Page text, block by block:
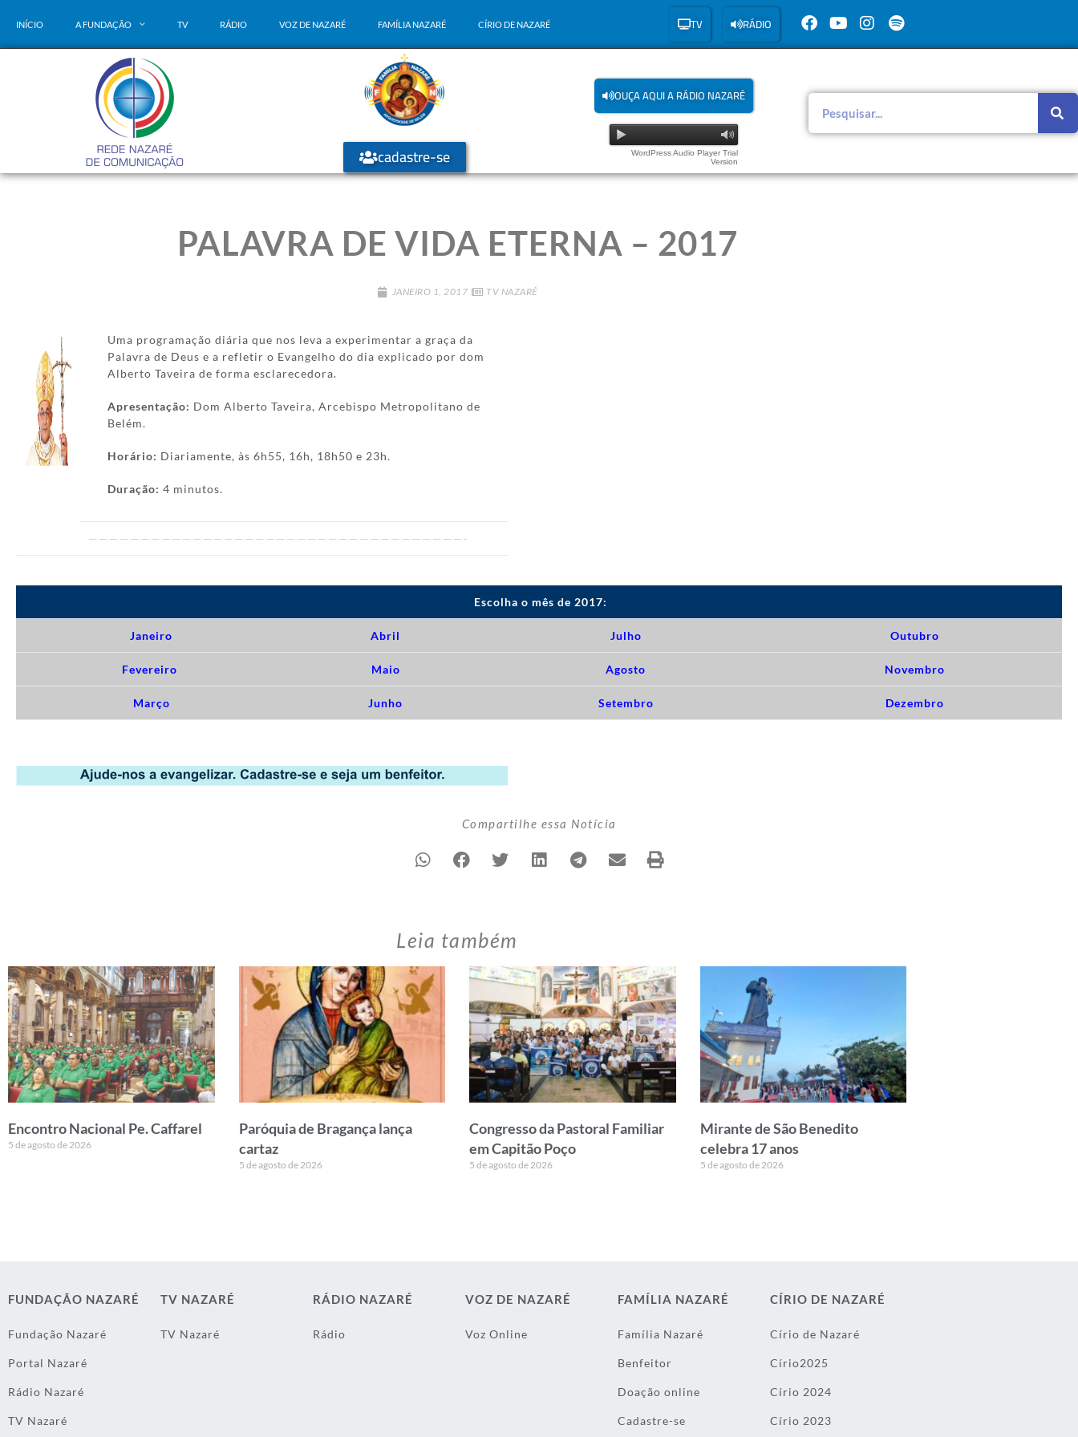
INÍCIO A FUNDAÇÃO TV RÁDIO VOZ DE NAZARÉ FAMÍLIA NAZARÉ CÍRIO DE NAZARÉ TV RÁDIO
cadastre-se
OUÇA AQUI A RÁDIO NAZARÉ
WordPress Audio Player Trial
Version
PALAVRA DE VIDA ETERNA – 2017
JANEIRO 1, 2017 TV NAZARÉ
Uma programação diária que nos leva a experimentar a graça da
Palavra de Deus e a refletir o Evangelho do dia explicado por dom
Alberto Taveira de forma esclarecedora.
Apresentação: Dom Alberto Taveira, Arcebispo Metropolitano de
Belém.
Horário: Diariamente, às 6h55, 16h, 18h50 e 23h.
Duração: 4 minutos.
————————————————————————————————————-
Escolha o mês de 2017:
Janeiro Abril Julho Outubro
Fevereiro Maio Agosto Novembro
Março Junho Setembro Dezembro
Compartilhe essa Notícia
Leia também
Encontro Nacional Pe. Caffarel
5 de agosto de 2026
Paróquia de Bragança lança
cartaz
5 de agosto de 2026
Congresso da Pastoral Familiar
em Capitão Poço
5 de agosto de 2026
Mirante de São Benedito
celebra 17 anos
5 de agosto de 2026
FUNDAÇÃO NAZARÉ
Fundação Nazaré
Portal Nazaré
Rádio Nazaré
TV Nazaré
TV NAZARÉ
TV Nazaré
RÁDIO NAZARÉ
Rádio
VOZ DE NAZARÉ
Voz Online
FAMÍLIA NAZARÉ
Família Nazaré
Benfeitor
Doação online
Cadastre-se
CÍRIO DE NAZARÉ
Círio de Nazaré
Círio2025
Círio 2024
Círio 2023